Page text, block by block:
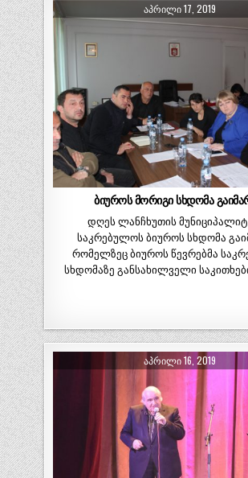
ᲐᲞᲠᲘᲚᲘ 17, 2019
ბიუროს მორიგი სხდომა
დღეს ლანჩხუთის
საკრებულოს ბიუროს სხდომა
რომელზეც ბიუროს წევრებმა
სხდომაზე განსახილველი
ᲐᲞᲠᲘᲚᲘ 16, 2019